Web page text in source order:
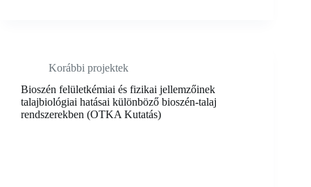
Korábbi projektek
Bioszén felületkémiai és fizikai jellemzőinek
talajbiológiai hatásai különböző bioszén-talaj
rendszerekben (OTKA Kutatás)